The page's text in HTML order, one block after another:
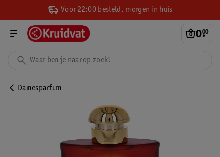
Voor 22:00 besteld, morgen in huis
0.
00
Damesparfum